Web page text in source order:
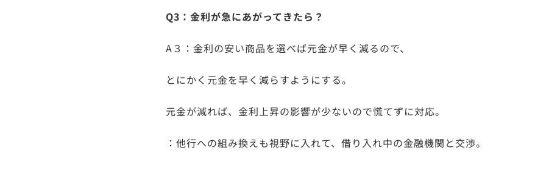
Q3：金利が急にあがってきたら？
A３：金利の安い商品を選べば元金が早く減るので、
とにかく元金を早く減らすようにする。
元金が減れば、金利上昇の影響が少ないので慌てずに対応。
：他行への組み換えも視野に入れて、借り入れ中の金融機関と交渉。